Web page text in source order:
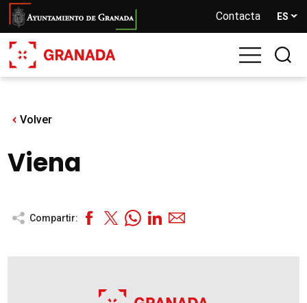
Pasar
contenido
principal
Contacta ES
Volver
Viena
Compartir: